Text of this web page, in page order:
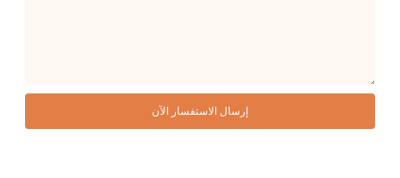
إرسال الاستفسار الآن